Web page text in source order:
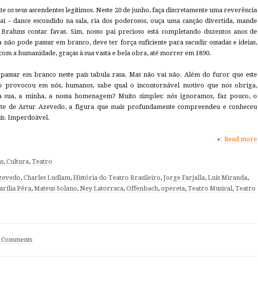
os seus ascendentes legítimos. Neste 20 de junho, faça discretamente uma reverência
– dance escondido na sala, ria dos poderosos, ouça uma canção divertida, mande
contar favas. Sim, nosso pai precioso está completando duzentos anos de
não pode passar em branco, deve ter força suficiente para sacudir ossadas e ideias,
a humanidade, graças à sua vasta e bela obra, até morrer em 1890.
em branco neste país tabula rasa. Mas não vai não. Além do furor que este
provocou em nós, humanos, sabe qual o incontornável motivo que nos obriga,
sua, a minha, a nossa homenagem? Muito simples: nós ignoramos, faz pouco, o
de Artur Azevedo, a figura que mais profundamente compreendeu e conheceu
Imperdoável.
+ Read more
, Cultura, Teatro
, Charles Ludlam, História do Teatro Brasileiro, Jorge Farjalla, Luis Miranda,
Pêra, Mateus Solano, Ney Latorraca, Offenbach, opereta, Teatro Musical, Teatro
Comments